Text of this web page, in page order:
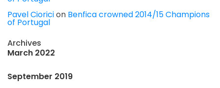
Pavel Cioricion Benfica crowned 2014/15 Champions
of Portugal
Archives
March 2022
September 2019